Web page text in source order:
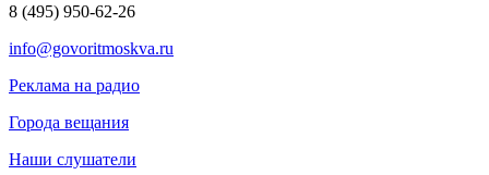
8 (495) 950-62-26
info@govoritmoskva.ru
Реклама на радио
Города вещания
Наши слушатели